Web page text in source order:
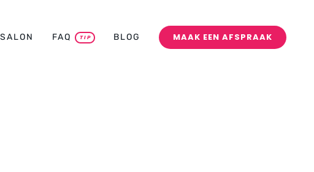
FAQ TIP BLOG MAAK EEN AFSPRAAK